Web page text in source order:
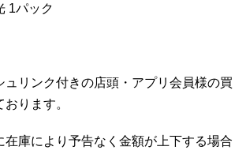
1パック
ュリンク付きの店頭・アプリ会員様の買
ります。
在庫により予告なく金額が上下する場合